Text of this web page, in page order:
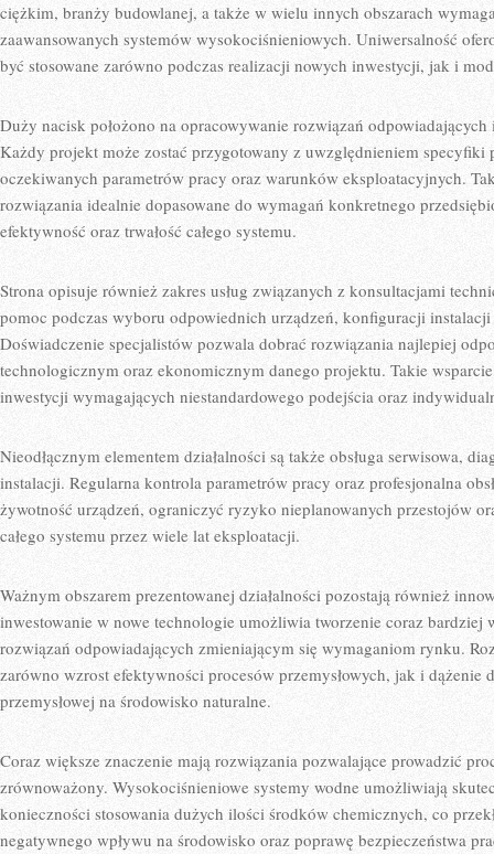
ciężkim, branży budowlanej, a także w wielu innych obszarach
zaawansowanych systemów wysokociśnieniowych. Uniwersalność
być stosowane zarówno podczas realizacji nowych inwestycji, jak i
Duży nacisk położono na opracowywanie rozwiązań
Każdy projekt może zostać przygotowany z uwzględnieniem specyfiki
oczekiwanych parametrów pracy oraz warunków eksploatacyjnych.
rozwiązania idealnie dopasowane do wymagań konkretnego
efektywność oraz trwałość całego systemu.
Strona opisuje również zakres usług związanych z konsultacjami
pomoc podczas wyboru odpowiednich urządzeń, konfiguracji
Doświadczenie specjalistów pozwala dobrać rozwiązania najlepiej
technologicznym oraz ekonomicznym danego projektu. Takie
inwestycji wymagających niestandardowego podejścia oraz
Nieodłącznym elementem działalności są także obsługa serwisowa,
instalacji. Regularna kontrola parametrów pracy oraz profesjonalna
żywotność urządzeń, ograniczyć ryzyko nieplanowanych przestojów
całego systemu przez wiele lat eksploatacji.
Ważnym obszarem prezentowanej działalności pozostają również
inwestowanie w nowe technologie umożliwia tworzenie coraz bardziej
rozwiązań odpowiadających zmieniającym się wymaganiom rynku.
zarówno wzrost efektywności procesów przemysłowych, jak i dążenie
przemysłowej na środowisko naturalne.
Coraz większe znaczenie mają rozwiązania pozwalające prowadzić
zrównoważony. Wysokociśnieniowe systemy wodne umożliwiają
konieczności stosowania dużych ilości środków chemicznych, co
negatywnego wpływu na środowisko oraz poprawę bezpieczeństwa